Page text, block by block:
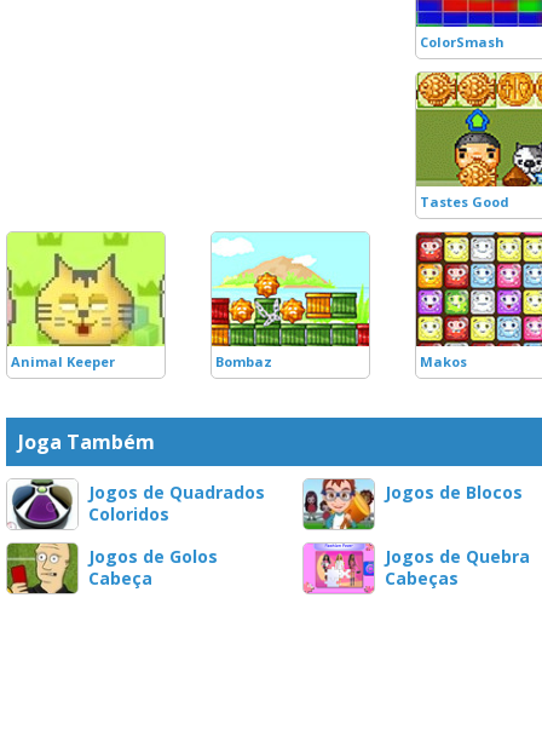
ColorSmash
Tastes Good
Animal Keeper Bombaz Makos
Joga Também
Jogos de Quadrados
Coloridos
Jogos de Blocos
Jogos de Golos
Cabeça
Jogos de Quebra
Cabeças